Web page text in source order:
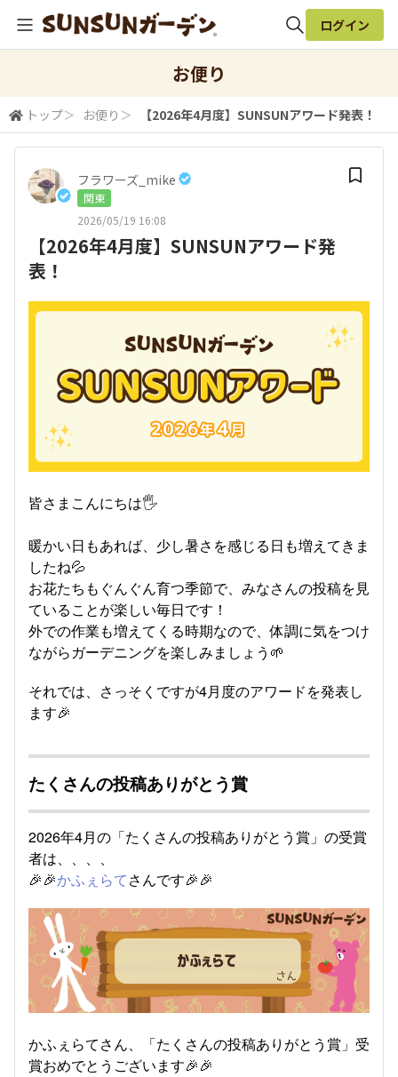
検索
ログイン
お便り
トップ＞ お便り ＞ 【2026年4月度】SUNSUNアワード発表！
フラワーズ_mike
関東
2026/05/19 16:08
【2026年4月度】SUNSUNアワード発
表！
皆さまこんにちは🖐
暖かい日もあれば、少し暑さを感じる日も増えてきま
したね💦
お花たちもぐんぐん育つ季節で、みなさんの投稿を見
ていることが楽しい毎日です！
外での作業も増えてくる時期なので、体調に気をつけ
ながらガーデニングを楽しみましょう🌱
それでは、さっそくですが4月度のアワードを発表し
ます🎉
たくさんの投稿ありがとう賞
2026年4月の「たくさんの投稿ありがとう賞」の受賞
者は、、、、
🎉🎉かふぇらてさんです🎉🎉
かふぇらてさん、「たくさんの投稿ありがとう賞」受
賞おめでとうございます🎉🎉